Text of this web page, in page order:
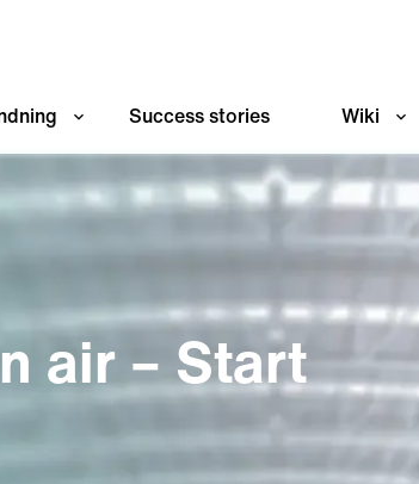
Success stories Wiki
air – Start